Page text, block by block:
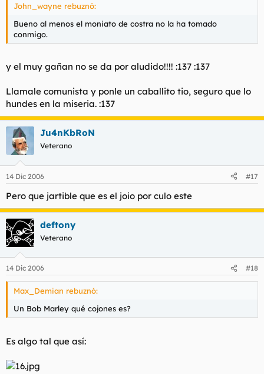
John_wayne rebuznó:
Bueno al menos el moniato de costra no la ha tomado
conmigo.
y el muy gañan no se da por aludido!!!! :137 :137
Llamale comunista y ponle un caballito tio, seguro que lo
hundes en la miseria. :137
Ju4nKbRoN
Veterano
14 Dic 2006 #17
Pero que jartible que es el joio por culo este
deftony
Veterano
14 Dic 2006 #18
Max_Demian rebuznó:
Un Bob Marley qué cojones es?
Es algo tal que así: